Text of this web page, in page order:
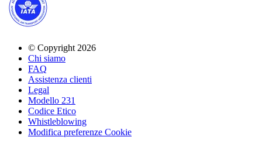
© Copyright 2026
Chi siamo
FAQ
Assistenza clienti
Legal
Modello 231
Codice Etico
Whistleblowing
Modifica preferenze Cookie